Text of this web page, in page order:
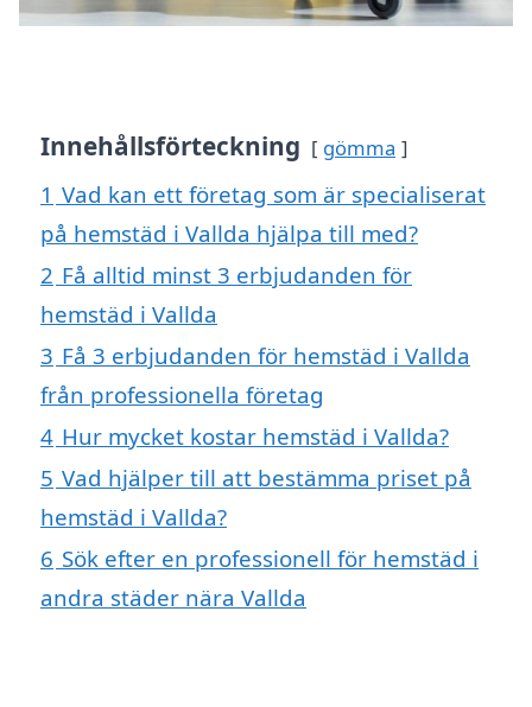
Innehållsförteckning gömma
1 Vad kan ett företag som är specialiserat
på hemstäd i Vallda hjälpa till med?
2 Få alltid minst 3 erbjudanden för
hemstäd i Vallda
3 Få 3 erbjudanden för hemstäd i Vallda
från professionella företag
4 Hur mycket kostar hemstäd i Vallda?
5 Vad hjälper till att bestämma priset på
hemstäd i Vallda?
6 Sök efter en professionell för hemstäd i
andra städer nära Vallda